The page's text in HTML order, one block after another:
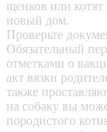
щенков или
новый дом.
Проверьте
Обязательный
отметками о
акт вязки
также
на собаку вы
породистого